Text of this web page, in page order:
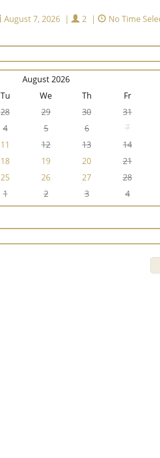
August 7, 2026 | 2 |
No Time
August 2026
Tu We Th
Fr
28 29 30
31
4 5 6
7
11 12 13
14
18 19 20
21
25 26 27
28
1 2 3 4